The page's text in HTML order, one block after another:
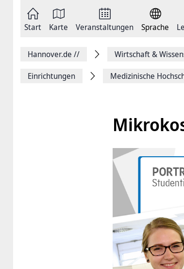
springen
Start Karte Veranstaltungen Sprache
FacebookHannover.de // Wirtschaft &
Einrichtungen Medizinische